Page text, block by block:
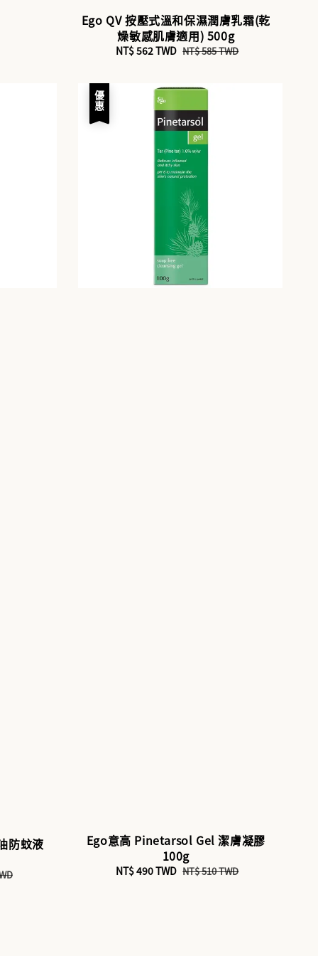
Ego QV 按壓式溫和保濕潤膚乳霜(乾
燥敏感肌膚適用) 500g
Sale
NT$ 562 TWD Regular
NT$ 585 TWD
防蚊液
優惠
Ego意高 Pinetarsol Gel 潔膚凝膠
100g
Sale
NT$ 490 TWD Regular
NT$ 510 TWD